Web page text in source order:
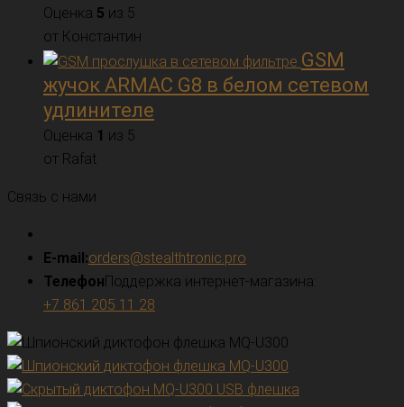
Оценка 5 из 5
от Константин
GSM
жучок ARMAC G8 в белом сетевом
удлинителе
Оценка 1 из 5
от Rafat
Связь с нами
E-mail:orders@stealthtronic.pro
ТелефонПоддержка интернет-магазина:
+7 861 205 11 28